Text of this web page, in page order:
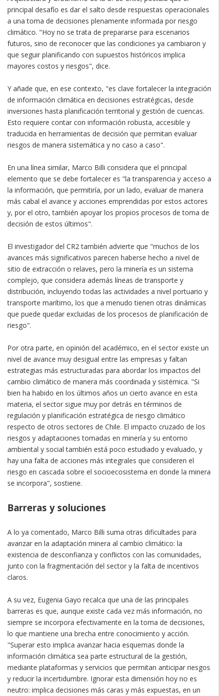
principal desafío es dar el salto desde respuestas operacionales
a una toma de decisiones plenamente informada por riesgo
climático. "Hoy no se trata de prepararse para escenarios
futuros, sino de reconocer que las condiciones ya cambiaron y
que seguir planificando con supuestos históricos implica
mayores costos y riesgos", dice.
Y añade que, en ese contexto, "es clave fortalecer la integración
de información climática en decisiones estratégicas, desde
inversiones hasta planificación territorial y gestión de cuencas.
Esto requiere contar con información robusta, accesible y
traducida en herramientas de decisión que permitan evaluar
riesgos de manera sistemática y no caso a caso".
En una línea similar, Marco Billi considera que el principal
elemento que se debe fortalecer es "la transparencia y acceso a
la información, que permitiría, por un lado, evaluar de manera
más cabal el avance y acciones emprendidas por estos actores
y, por el otro, también apoyar los propios procesos de toma de
decisión de estos últimos".
El investigador del CR2 también advierte que "muchos de los
avances más significativos parecen haberse hecho a nivel de
sitio de extracción o relaves, pero la minería es un sistema
complejo, que considera además líneas de transporte y
distribución, incluyendo todas las actividades a nivel portuario y
transporte marítimo, los que a menudo tienen otras dinámicas
que puede quedar excluidas de los procesos de planificación de
riesgo".
Por otra parte, en opinión del académico, en el sector existe un
nivel de avance muy desigual entre las empresas y faltan
estrategias más estructuradas para abordar los impactos del
cambio climático de manera más coordinada y sistémica. "Si
bien ha habido en los últimos años un cierto avance en esta
materia, el sector sigue muy por detrás en términos de
regulación y planificación estratégica de riesgo climático
respecto de otros sectores de Chile. El impacto cruzado de los
riesgos y adaptaciones tomadas en minería y su entorno
ambiental y social también está poco estudiado y evaluado, y
hay una falta de acciones más integrales que consideren el
riesgo en cascada sobre el socioecosistema en donde la minera
se incorpora", sostiene.
Barreras y soluciones
A lo ya comentado, Marco Billi suma otras dificultades para
avanzar en la adaptación minera al cambio climático: la
existencia de desconfianza y conflictos con las comunidades,
junto con la fragmentación del sector y la falta de incentivos
claros.
A su vez, Eugenia Gayo recalca que una de las principales
barreras es que, aunque existe cada vez más información, no
siempre se incorpora efectivamente en la toma de decisiones,
lo que mantiene una brecha entre conocimiento y acción.
"Superar esto implica avanzar hacia esquemas donde la
información climática sea parte estructural de la gestión,
mediante plataformas y servicios que permitan anticipar riesgos
y reducir la incertidumbre. Ignorar esta dimensión hoy no es
neutro: implica decisiones más caras y más expuestas, en un